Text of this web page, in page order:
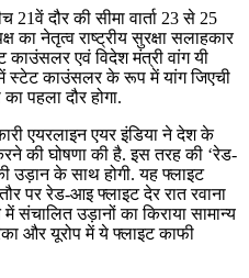
21वें दौर की सीमा वार्ता 23 से 25
का नेतृत्व राष्ट्रीय सुरक्षा सलाहकार
एवं विदेश मंत्री वांग यी
काउंसलर के रूप में यांग जिएची
पहला दौर होगा.
एयरलाइन एयर इंडिया ने देश के
की घोषणा की है. इस तरह की ‘रेड-
उड़ान के साथ होगी. यह फ्लाइट
पर रेड-आइ फ्लाइट देर रात रवाना
संचालित उड़ानों का किराया सामान्य
और यूरोप में ये फ्लाइट काफी